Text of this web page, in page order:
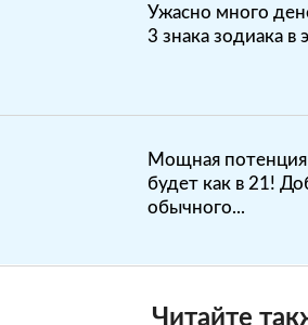
Ужасно много
3 знака зодиака в
Мощная
будет как в 21!
обычного...
Читайте